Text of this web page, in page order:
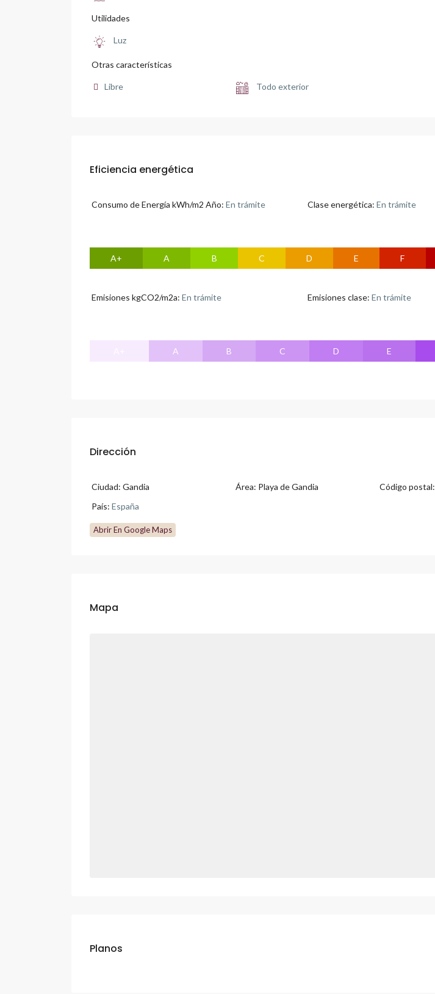
Utilidades
Luz
Otras características
Libre Todo exterior
Eficiencia energética
Consumo de Energía kWh/m2 Año: En trámite Clase energética: En trámite
A+ A B C D E F
Emisiones kgCO2/m2a: En trámite Emisiones clase: En trámite
A B C D E
Dirección
Ciudad: Gandia Área: Playa de Gandia Código postal:
País: España
Abrir En Google Maps
Mapa
Planos